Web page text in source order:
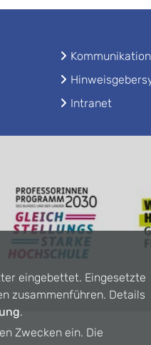
Intranet
eingebettet. Eingesetzte
zusammenführen. Details
.
Zwecken ein. Die